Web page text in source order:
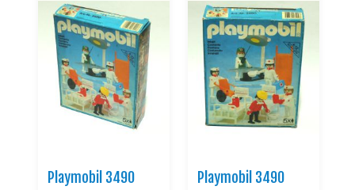
Playmobil 3490
Playmobil 3490